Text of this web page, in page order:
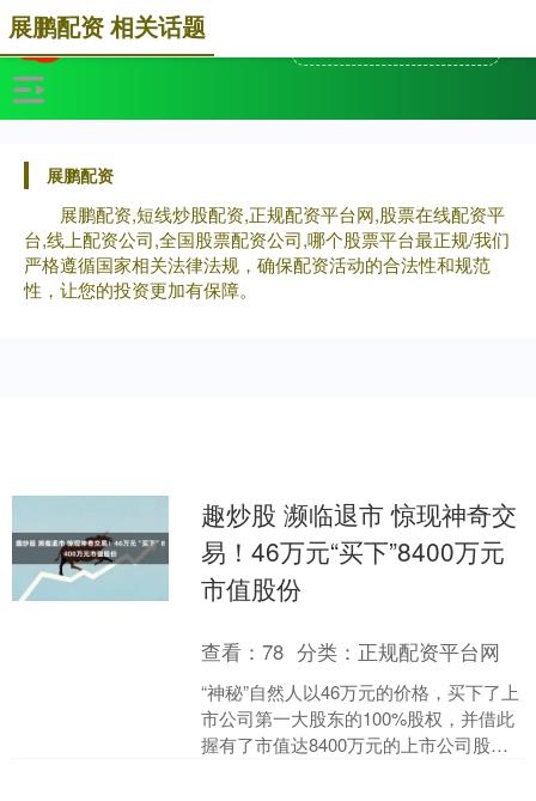
展鹏配资
展鹏配资,短线炒股配资,正规配资平台网,股票在线配资平
台,线上配资公司,全国股票配资公司,哪个股票平台最正规/我们
严格遵循国家相关法律法规，确保配资活动的合法性和规范
性，让您的投资更加有保障。
展鹏配资 相关话题
趣炒股 濒临退市 惊现神奇交
易！46万元“买下”8400万元
市值股份
查看：78 分类： 正规配资平台网
“神秘”自然人以46万元的价格，买下了上
市公司第一大股东的100%股权，并借此
握有了市值达8400万元的上市公司股